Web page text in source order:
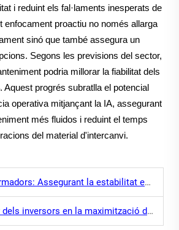
i reduint els fal·laments inesperats de
enfocament proactiu no només allarga
sinó que també assegura un
Segons les previsions del sector,
podria millorar la fiabilitat dels
Aquest progrés subratlla el potencial
operativa mitjançant la IA, assegurant
més fluidos i reduint el temps
del material d'intercanvi.
Assegurant la estabilitat en les xarxes elèctriques
en la maximització de la producció d'energia solar